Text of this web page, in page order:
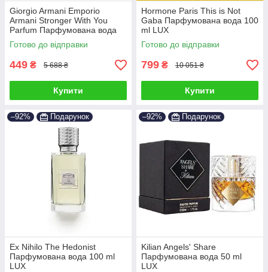
Giorgio Armani Emporio
Armani Stronger With You
Parfum Парфумована вода
100 ml
Готово до відправки
449 ₴ 5 688 ₴
Купити
Hormone Paris This is Not
Gaba Парфумована вода 100
ml LUX
Готово до відправки
799 ₴ 10 051 ₴
Купити
–92% Подарунок
Ex Nihilo The Hedonist
Парфумована вода 100 ml
LUX
–92% Подарунок
Kilian Angels' Share
Парфумована вода 50 ml
LUX